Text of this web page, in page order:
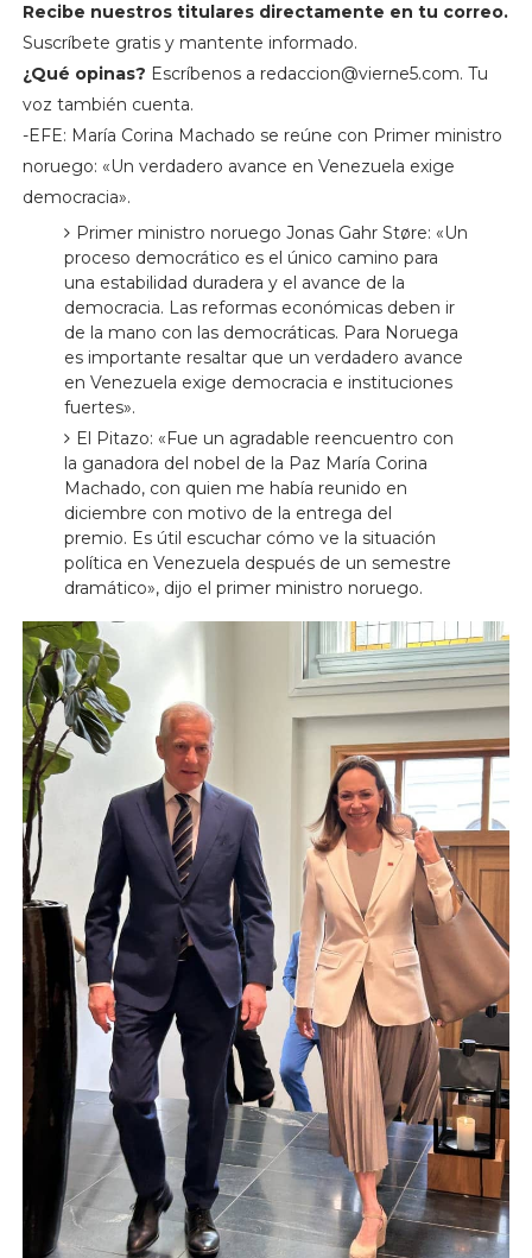
Recibe nuestros titulares directamente en tu correo.
Suscríbete gratis y mantente informado.
¿Qué opinas? Escríbenos a redaccion@vierne5.com. Tu
voz también cuenta.
-EFE: María Corina Machado se reúne con Primer ministro
noruego: «Un verdadero avance en Venezuela exige
democracia».
Primer ministro noruego Jonas Gahr Støre: «Un
proceso democrático es el único camino para
una estabilidad duradera y el avance de la
democracia. Las reformas económicas deben ir
de la mano con las democráticas. Para Noruega
es importante resaltar que un verdadero avance
en Venezuela exige democracia e instituciones
fuertes».
El Pitazo: «Fue un agradable reencuentro con
la ganadora del nobel de la Paz María Corina
Machado, con quien me había reunido en
diciembre con motivo de la entrega del
premio. Es útil escuchar cómo ve la situación
política en Venezuela después de un semestre
dramático», dijo el primer ministro noruego.